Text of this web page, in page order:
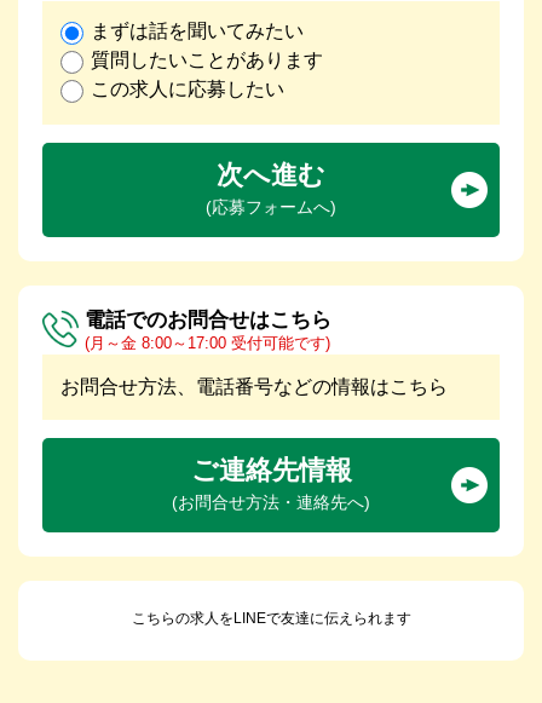
まずは話を聞いてみたい
質問したいことがあります
この求人に応募したい
次へ進む
(応募フォームへ)
電話でのお問合せはこちら
(月～金 8:00～17:00 受付可能です)
お問合せ方法、電話番号などの情報はこちら
ご連絡先情報
(お問合せ方法・連絡先へ)
こちらの求人をLINEで友達に伝えられます